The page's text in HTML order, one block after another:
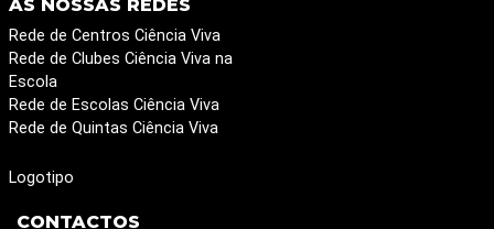
AS NOSSAS REDES
Rede de Centros Ciência Viva
Rede de Clubes Ciência Viva na
Escola
Rede de Escolas Ciência Viva
Rede de Quintas Ciência Viva
Logotipo
CONTACTOS